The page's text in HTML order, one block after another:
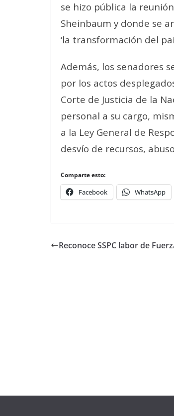
se hizo pública la
Sheinbaum y donde se
‘la transformación del
Además, los senadores
por los actos
Corte de Justicia de la
personal a su cargo,
a la Ley General de
desvío de recursos,
Comparte esto:
Facebook WhatsApp
Reconoce SSPC labor de